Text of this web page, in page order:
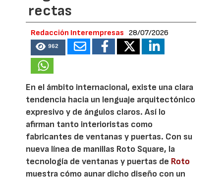
rectas
Redacción Interempresas 28/07/2026
962
En el ámbito internacional, existe una clara
tendencia hacia un lenguaje arquitectónico
expresivo y de ángulos claros. Así lo
afirman tanto interioristas como
fabricantes de ventanas y puertas. Con su
nueva línea de manillas Roto Square, la
tecnología de ventanas y puertas de Roto
muestra cómo aunar dicho diseño con un